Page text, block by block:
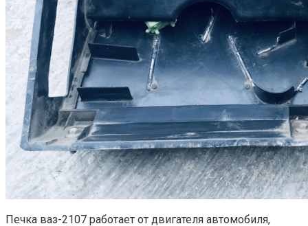
Печка ваз-2107 работает от двигателя автомобиля,